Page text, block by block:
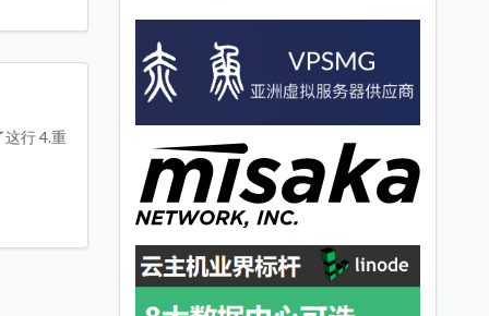
行 4.重